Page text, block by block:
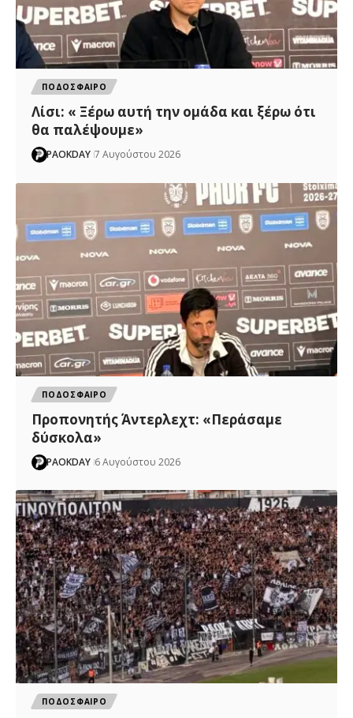
ΠΟΔΟΣΦΑΙΡΟ
Λίσι: « Ξέρω αυτή την ομάδα και ξέρω ότι
θα παλέψουμε»
PAOKDAY 7 Αυγούστου 2026
ΠΟΔΟΣΦΑΙΡΟ
Προπονητής Άντερλεχτ: «Περάσαμε
δύσκολα»
PAOKDAY 6 Αυγούστου 2026
ΠΟΔΟΣΦΑΙΡΟ